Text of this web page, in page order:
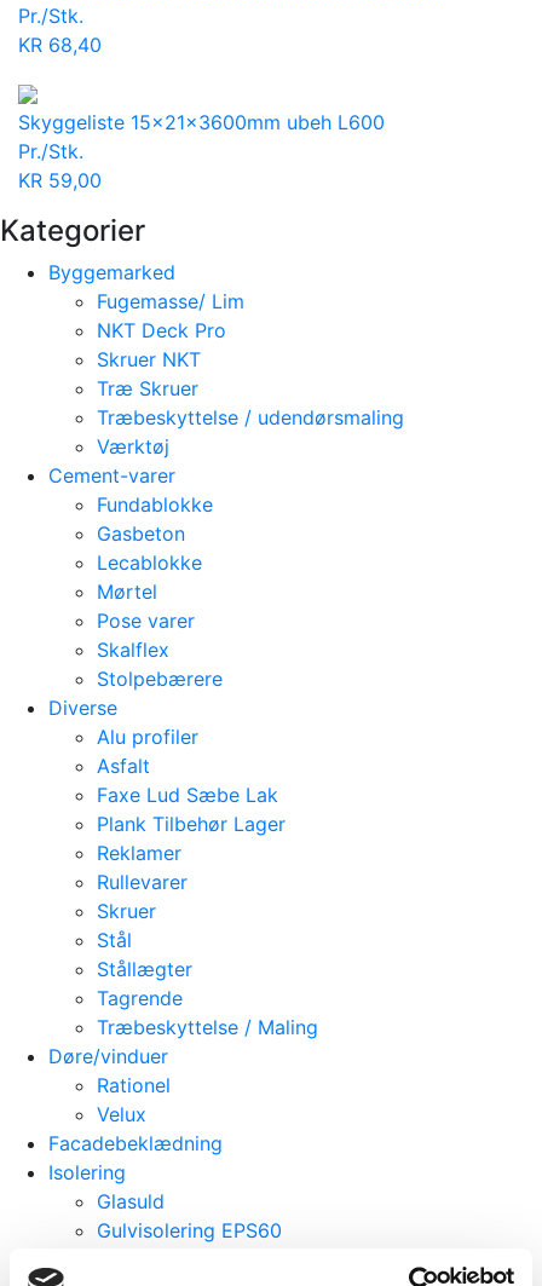
Pr./Stk.
KR 68,40
Skyggeliste 15x21x3600mm ubeh L600
Pr./Stk.
KR 59,00
Kategorier
Byggemarked
Fugemasse/ Lim
NKT Deck Pro
Skruer NKT
Træ Skruer
Træbeskyttelse / udendørsmaling
Værktøj
Cement-varer
Fundablokke
Gasbeton
Lecablokke
Mørtel
Pose varer
Skalflex
Stolpebærere
Diverse
Alu profiler
Asfalt
Faxe Lud Sæbe Lak
Plank Tilbehør Lager
Reklamer
Rullevarer
Skruer
Stål
Stållægter
Tagrende
Træbeskyttelse / Maling
Døre/vinduer
Rationel
Velux
Facadebeklædning
Isolering
Glasuld
Gulvisolering EPS60